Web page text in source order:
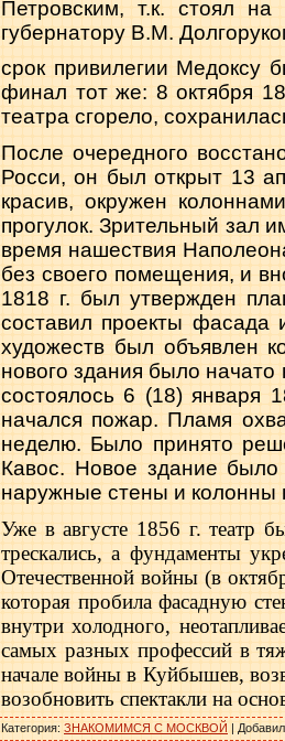
Петровским, т.к. стоял
губернатору В.М.
срок привилегии Медоксу
финал тот же: 8 октября
театра сгорело,
После очередного
Росси, он был открыт 13
красив, окружен
прогулок. Зрительный зал
вре­мя нашествия
без своего помещения, и
1818 г. был утвержден
составил проекты фасада
художеств был объ­явлен
нового здания было начато
состоялось 6 (18) янва­ря
начался пожар. Пламя
неделю. Было принято
Кавос. Новое здание
наружные стены и колонны
Уже в августе 1856 г. театр
трескались, а фунда­менты
Отечественной войны (в
которая пробила фасадную
внутри холодного,
самых разных профессий в
на­чале войны в Куйбышев,
возобновить спектакли на
Категория: ЗНАКОМИМСЯ С МОСКВОЙ | Добавил